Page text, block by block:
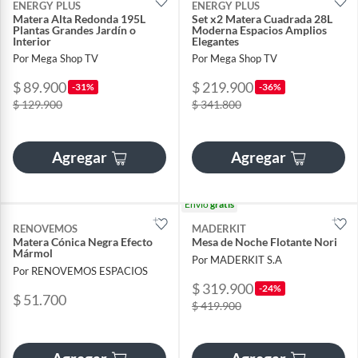
ENERGY PLUS
Matera Alta Redonda 195L
Plantas Grandes Jardín o
Interior
Por Mega Shop TV
$ 89.900 -31%
$ 129.900
Agregar
ENERGY PLUS
Set x2 Matera Cuadrada 28L
Moderna Espacios Amplios
Elegantes
Por Mega Shop TV
$ 219.900 -36%
$ 341.800
Agregar
RENOVEMOS
Matera Cónica Negra Efecto
Mármol
Por RENOVEMOS ESPACIOS
$ 51.700
Envíogratis
MADERKIT
Mesa de Noche Flotante Nori
Por MADERKIT S.A
$ 319.900 -24%
$ 419.900